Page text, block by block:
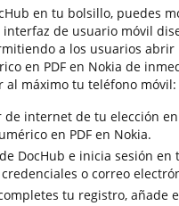
en tu bolsillo, puedes
de usuario móvil
a los usuarios abrir
en PDF en Nokia de
al máximo tu teléfono móvil:
de internet de tu elección
en PDF en Nokia.
DocHub e inicia sesión en
o correo
tu registro, añade